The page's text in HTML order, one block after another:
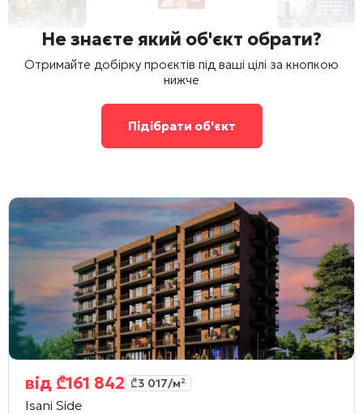
Не знаєте який об'єкт обрати?
Отримайте добірку проєктів під ваші цілі за кнопкою
нижче
Підібрати об'єкт
від ₾161 842 ₾3 017/м²
Isani Side